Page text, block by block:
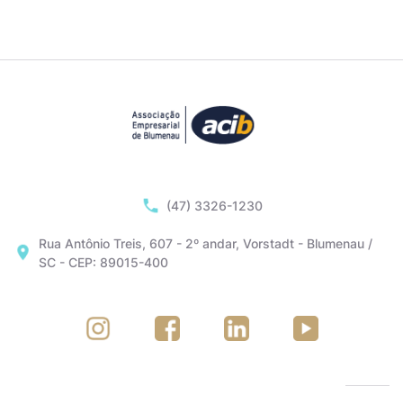
(47) 3326-1230
Rua Antônio Treis, 607 - 2º andar, Vorstadt - Blumenau /
SC - CEP: 89015-400